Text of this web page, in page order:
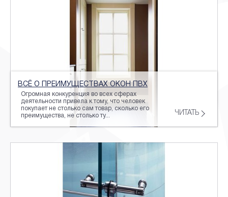
ВСЁ О ПРЕИМУЩЕСТВАХ ОКОН ПВХ
Огромная конкуренция во всех сферах
деятельности привела к тому, что человек
покупает не столько сам товар, сколько его
преимущества, не столько ту...
ЧИТАТЬ